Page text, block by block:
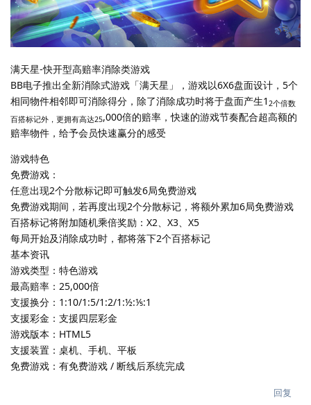
满天星-快开型高赔率消除类游戏
BB电子推出全新消除式游戏「满天星」，游戏以6X6盘面设计，5个
相同物件相邻即可消除得分，除了消除成功时将于盘面产生1 2个倍数
百搭标记外，更拥有高达25,000倍的赔率，快速的游戏节奏配合超高额的
赔率物件，给予会员快速赢分的感受
游戏特色
免费游戏：
​任意出现2个分散标记即可触发6局免费游戏
免费游戏期间，若再度出现2个分散标记，将额外累加6局免费游戏
百搭标记将附加随机乘倍奖励：X2、X3、X5
每局开始及消除成功时，都将落下2个百搭标记
基本资讯
游戏类型：特色游戏
最高赔率：25,000倍
支援换分：1:10/1:5/1:2/1:½:⅕:1
支援彩金：支援四层彩金
游戏版本：HTML5
支援装置：桌机、手机、平板
免费游戏：有免费游戏 / 断线后系统完成
回复